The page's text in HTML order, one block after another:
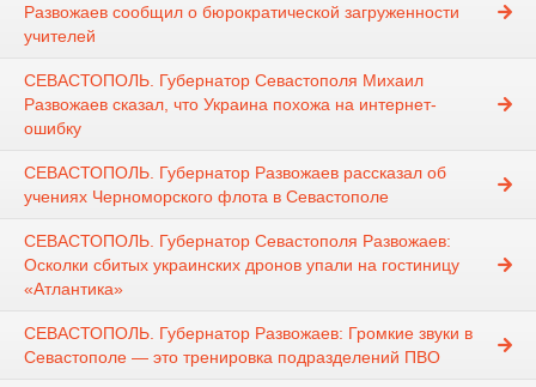
Развожаев сообщил о бюрократической загруженности
учителей
СЕВАСТОПОЛЬ. Губернатор Севастополя Михаил
Развожаев сказал, что Украина похожа на интернет-
ошибку
СЕВАСТОПОЛЬ. Губернатор Развожаев рассказал об
учениях Черноморского флота в Севастополе
СЕВАСТОПОЛЬ. Губернатор Севастополя Развожаев:
Осколки сбитых украинских дронов упали на гостиницу
«Атлантика»
СЕВАСТОПОЛЬ. Губернатор Развожаев: Громкие звуки в
Севастополе — это тренировка подразделений ПВО